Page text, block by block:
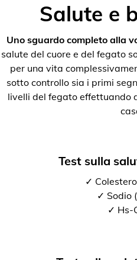
Salute e
Uno sguardo completo alla
salute del cuore e del fegato
per una vita
sotto controllo sia i primi
livelli del fegato effettuando
Test sulla
✓
✓ Sodio
✓ Hs-